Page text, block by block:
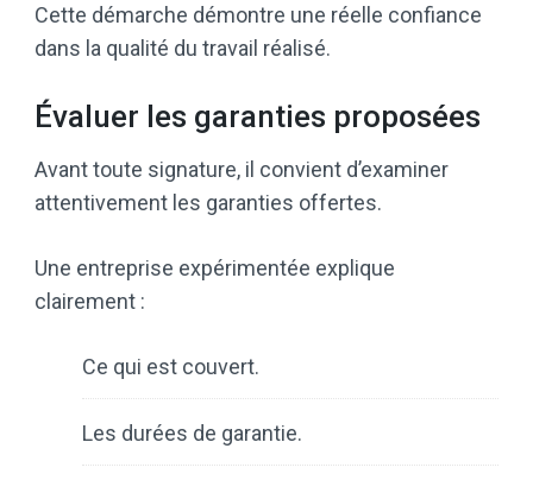
Cette démarche démontre une réelle confiance
dans la qualité du travail réalisé.
Évaluer les garanties proposées
Avant toute signature, il convient d’examiner
attentivement les garanties offertes.
Une entreprise expérimentée explique
clairement :
Ce qui est couvert.
Les durées de garantie.